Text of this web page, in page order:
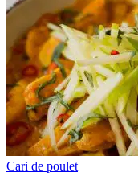
Cari de poulet